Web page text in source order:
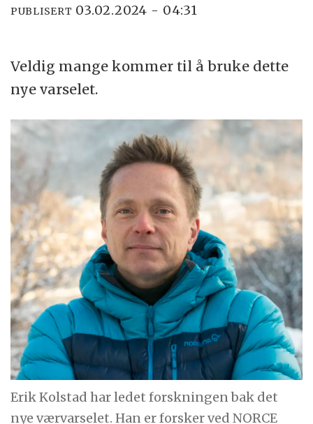
PUBLISERT 03.02.2024 - 04:31
Veldig mange kommer til å bruke dette
nye varselet.
Erik Kolstad har ledet forskningen bak det
nye værvarselet. Han er forsker ved NORCE